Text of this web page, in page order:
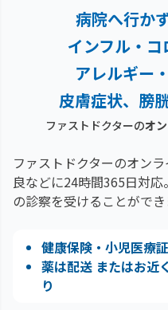
病院へ行か
インフル・コ
アレルギー
皮膚症状、膀
ファストドクターのオ
ファストドクターのオン
良などに24時間365日対応。
の診察を受けることができ
健康保険・小児医療
薬は配送 またはお近
り